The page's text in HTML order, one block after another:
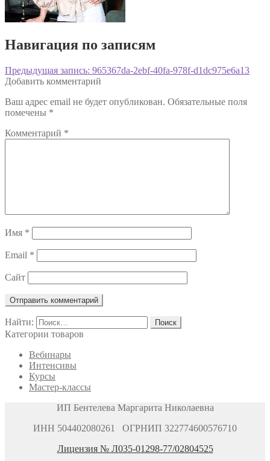
Навигация по записям
Предыдущая запись: 965367da-2ebf-40fa-978f-d1dc975e6a13
Добавить комментарий
Ваш адрес email не будет опубликован. Обязательные поля
помечены *
Комментарий *
Имя *
Email *
Сайт
Найти:
Категории товаров
Вебинары
Интенсивы
Курсы
Мастер-классы
ИП Бентелева Маргарита Николаевна
ИНН 504402080261 ОГРНИП 322774600576710
Лицензия № Л035-01298-77/02804525